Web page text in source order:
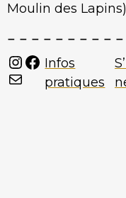
Moulin des
Instagram
Facebook
Mail
Infos
pratiques